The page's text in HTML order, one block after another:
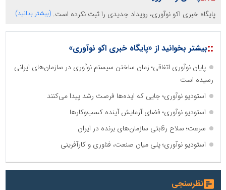
پایگاه خبری اکو نوآوری، رویداد جدیدی را ثبت نکرده است. (بیشتر بدانید)
::بیشتر بخوانید از «پایگاه خبری اکو نوآوری»
پایان نوآوری اتفاقی؛ زمان ساختن سیستم نوآوری در سازمان‌های ایرانی
رسیده است
استودیو نوآوری؛ جایی که ایده‌ها فرصت رشد پیدا می‌کنند
استودیو نوآوری؛ فضای آزمایش آینده کسب‌وکارها
سرعت؛ سلاح رقابتی سازمان‌های برنده در ایران
استودیو نوآوری؛ پلی میان صنعت، فناوری و کارآفرینی
نظرسنجی